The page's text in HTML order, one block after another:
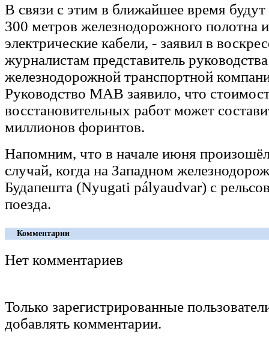
В связи с этим в ближайшее время
300 метров железнодорожного полотна
электрические кабели, - заявил в
журналистам представитель руководства
железнодорожной транспортной
Руководство МАВ заявило, что
восстановительных работ может
миллионов форинтов.
Напомним, что в начале июня
случай, когда на Западном
Будапешта (Nyugati pályaudvar) с
поезда.
Комментарии
Нет комментариев
Только зарегистрированные
добавлять комментарии.